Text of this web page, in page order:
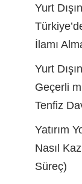
Yurt
İlamı
Yurt
Geçerli
Tenfiz
Yatırım
Nasıl
Süreç)